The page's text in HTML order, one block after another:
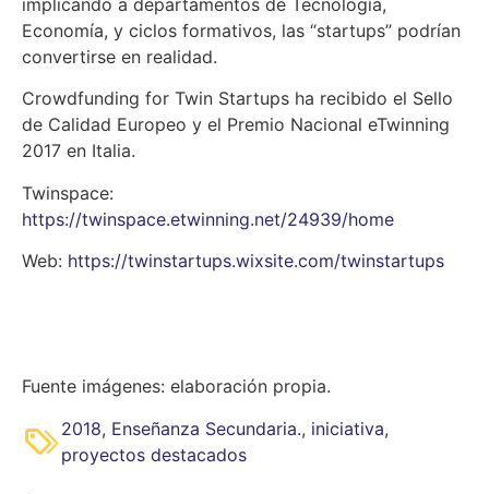
Economía, y ciclos formativos, las “startups” podrían
convertirse en realidad.
Crowdfunding for Twin Startups ha recibido el Sello
de Calidad Europeo y el Premio Nacional eTwinning
2017 en Italia.
Twinspace:
https://twinspace.etwinning.net/24939/home
Web: https://twinstartups.wixsite.com/twinstartups
Fuente imágenes: elaboración propia.
2018, Enseñanza Secundaria., iniciativa,
proyectos destacados